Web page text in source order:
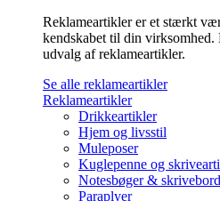
Reklameartikler er et stærkt
kendskabet til din
udvalg af reklameartikler.
Se alle reklameartikler
Reklameartikler
Drikkeartikler
Hjem og livsstil
Muleposer
Kuglepenne og
Notesbøger &
Paraplyer